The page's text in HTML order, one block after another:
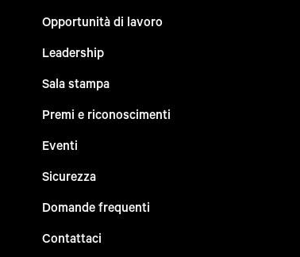
Opportunità di lavoro
Leadership
Sala stampa
Premi e riconoscimenti
Eventi
Sicurezza
Domande frequenti
Contattaci